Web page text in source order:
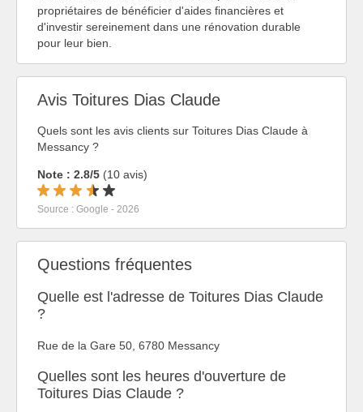
propriétaires de bénéficier d'aides financières et
d'investir sereinement dans une rénovation durable
pour leur bien.
Avis Toitures Dias Claude
Quels sont les avis clients sur Toitures Dias Claude à
Messancy ?
Note : 2.8/5 (10 avis)
Source : Google - 2026
Questions fréquentes
Quelle est l'adresse de Toitures Dias Claude
?
Rue de la Gare 50, 6780 Messancy
Quelles sont les heures d'ouverture de
Toitures Dias Claude ?